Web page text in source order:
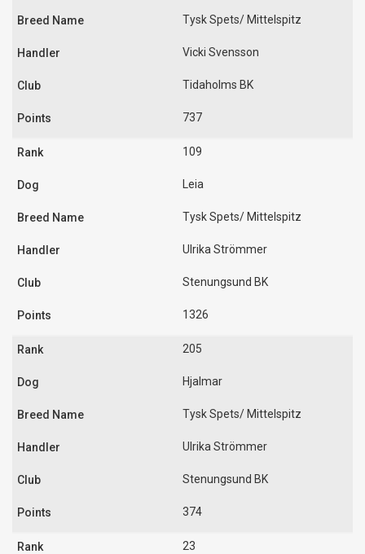
Tysk Spets/ Mittelspitz
Vicki Svensson
Tidaholms BK
737
109
Leia
Tysk Spets/ Mittelspitz
Ulrika Strömmer
Stenungsund BK
1326
205
Hjalmar
Tysk Spets/ Mittelspitz
Ulrika Strömmer
Stenungsund BK
374
23